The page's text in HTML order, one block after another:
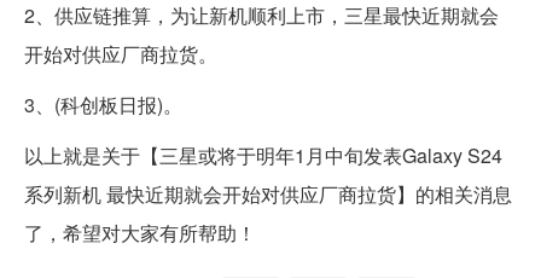
2、供应链推算，为让新机顺利上市，三星最快近期就会
开始对供应厂商拉货。
3、(科创板日报)。
以上就是关于【三星或将于明年1月中旬发表Galaxy S24
系列新机 最快近期就会开始对供应厂商拉货】的相关消息
了，希望对大家有所帮助！